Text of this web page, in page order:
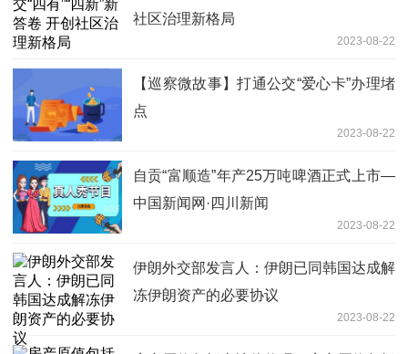
社区治理新格局
2023-08-22
【巡察微故事】打通公交“爱心卡”办理堵
点
2023-08-22
自贡“富顺造”年产25万吨啤酒正式上市—
中国新闻网·四川新闻
2023-08-22
伊朗外交部发言人：伊朗已同韩国达成解
冻伊朗资产的必要协议
2023-08-22